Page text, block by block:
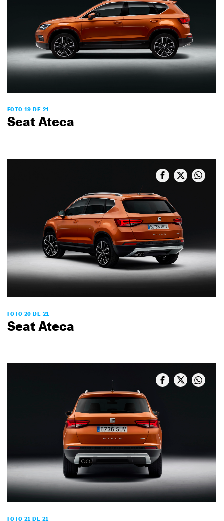
FOTO 19 DE 21
Seat Ateca
FOTO 20 DE 21
Seat Ateca
FOTO 21 DE 21